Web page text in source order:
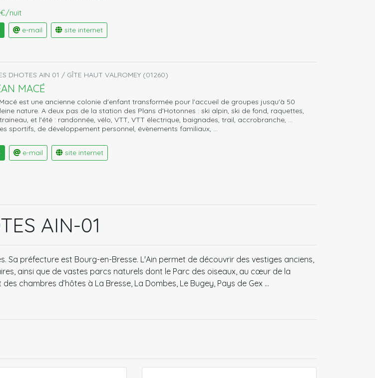
nuit
e-mail site internet
DHOTES AIN 01 / GÎTE HAUT VALROMEY (01260)
MACÉ
est une ancienne colonie d'enfant transformée pour l'accueil de groupes jusqu'à 50
nature. A deux pas de la station des Plans d'Hotonnes : ski alpin, ski de fond, raquettes,
et l'été : randonnée, vélo, VTT, VTT électrique, baignades, trail, accrobranche, …
sportifs, de développement personnel, évènements familiaux, …
e-mail site internet
AIN-01
Sa préfecture est Bourg-en-Bresse. L'Ain permet de découvrir des vestiges anciens,
ainsi que de vastes parcs naturels dont le Parc des oiseaux, au cœur de la
chambres d’hôtes à La Bresse, La Dombes, Le Bugey, Pays de Gex ...